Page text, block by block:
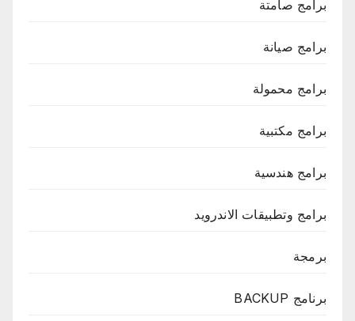
برامج صامتة
برامج صيانة
برامج محمولة
برامج مكتبية
برامج هندسية
برامج وتطبيقات الاندرويد
برمجة
برنامج BACKUP